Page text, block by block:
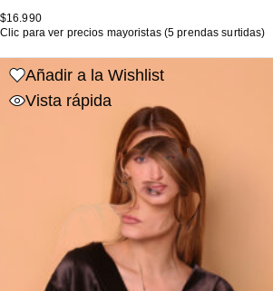
$16.990
Clic para ver precios mayoristas (5 prendas surtidas)
Añadir a la Wishlist
Vista rápida